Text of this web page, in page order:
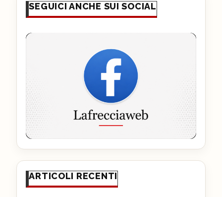
SEGUICI ANCHE SUI SOCIAL
ARTICOLI RECENTI